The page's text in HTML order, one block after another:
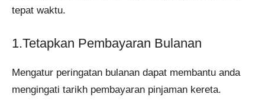
tepat waktu.
1.Tetapkan Pembayaran Bulanan
Mengatur peringatan bulanan dapat membantu anda
mengingati tarikh pembayaran pinjaman kereta.